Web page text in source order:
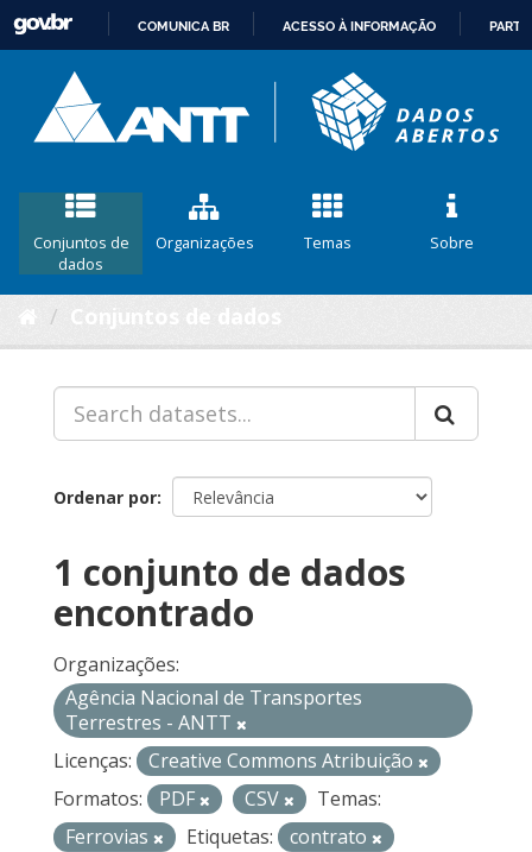
CONTEÚDO
COMUNICA BR ACESSO À INFORMAÇÃO
Conjuntos de
dados
Organizações Temas Sobre
Ordenar por
1 conjunto de dados
encontrado
Organizações:
Agência Nacional de Transportes
Terrestres - ANTT
Licenças:
Creative Commons Atribuição
Formatos:
PDF CSV
Temas:
Ferrovias
Etiquetas:
contrato